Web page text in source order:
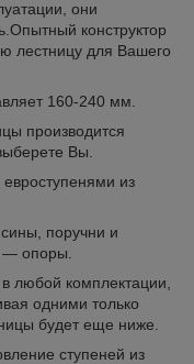
они
Опытный конструктор
лестницу для Вашего
160-240 мм.
производится
Вы.
из
поручни и
— опоры.
любой комплектации,
одними только
будет еще ниже.
ступеней из